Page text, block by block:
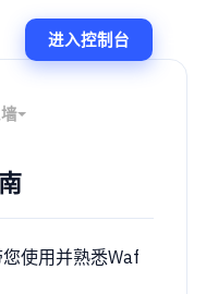
进入控制台
使用并熟悉Waf